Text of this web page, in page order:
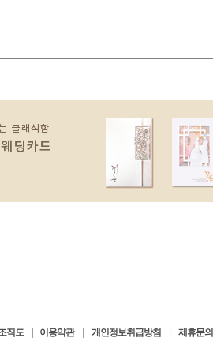
직도 이용약관 개인정보취급방침 제휴문의